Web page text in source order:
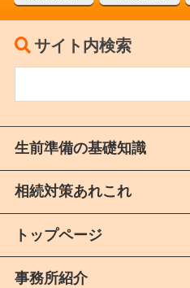
サイト内検索
生前準備の基礎知識
相続対策あれこれ
トップページ
事務所紹介